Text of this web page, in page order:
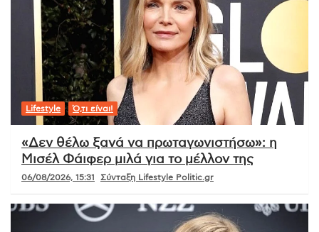
Lifestyle Ό,τι είναι!
«Δεν θέλω ξανά να πρωταγωνιστήσω»: η
Μισέλ Φάιφερ μιλά για το μέλλον της
06/08/2026, 15:31 Σύνταξη Lifestyle Politic.gr